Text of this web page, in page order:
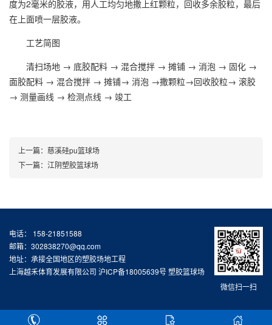
度为2毫米的胶液，用人工均匀地撒上红颗粒，回收多余胶粒，最后
在上面喷一层胶液。
工艺简图
清扫场地 → 底胶配料 → 混合搅拌 → 摊铺 → 消泡 → 固化 →
面胶配料 → 混合搅拌 → 摊铺→ 消泡 →撒颗粒→回收胶粒→ 滚胶
→ 测量画线 → 检测点线 → 竣工
上一篇： 慈溪硅pu篮球场
下一篇： 江阴塑胶篮球场
微信扫一扫
电话： 158-21851588
邮箱：302838270@qq.com
地址：承接全国地区的塑胶场地工程
上海越禾体育发展有限公司 沪ICP备18005639号塑胶篮球场